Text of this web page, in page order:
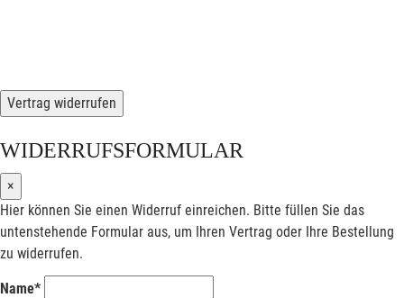
Vertrag widerrufen
WIDERRUFSFORMULAR
×
Hier können Sie einen Widerruf einreichen. Bitte füllen Sie das
untenstehende Formular aus, um Ihren Vertrag oder Ihre Bestellung
zu widerrufen.
Name*